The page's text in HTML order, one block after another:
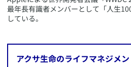
最年長有識者メンバーとして「人生
している。
アクサ生命のライフマネジメ